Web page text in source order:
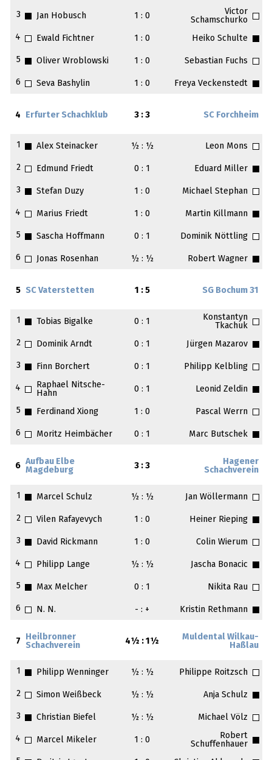
3 Jan Hobusch 1 : 0
Victor
Schamschurko
4
Ewald Fichtner 1 : 0 Heiko Schulte
5 Oliver Wroblowski 1 : 0 Sebastian Fuchs
6 Seva Bashylin 1 : 0 Freya Veckenstedt
4 Erfurter Schachklub 3 : 3 SC Forchheim
1 Alex Steinacker ½ : ½ Leon Mons
2 Edmund Friedt 0 : 1 Eduard Miller
3 Stefan Duzy 1 : 0 Michael Stephan
4 Marius Friedt 1 : 0 Martin Killmann
5 Sascha Hoffmann 0 : 1 Dominik Nöttling
6 Jonas Rosenhan ½ : ½ Robert Wagner
5 SC Vaterstetten 1 : 5 SG Bochum 31
1 Tobias Bigalke 0 : 1
Konstantyn
Tkachuk
2
Dominik Arndt 0 : 1 Jürgen Mazarov
3 Finn Borchert 0 : 1 Philipp Kelbling
4
Raphael Nitsche-
Hahn
0 : 1 Leonid Zeldin
5 Ferdinand Xiong 1 : 0 Pascal Werrn
6 Moritz Heimbächer 0 : 1 Marc Butschek
6
Aufbau Elbe
Magdeburg
3 : 3
Hagener
Schachverein
1 Marcel Schulz ½ : ½ Jan Wöllermann
2 Vilen Rafayevych 1 : 0 Heiner Rieping
3 David Rickmann 1 : 0 Colin Wierum
4 Philipp Lange ½ : ½ Jascha Bonacic
5 Max Melcher 0 : 1 Nikita Rau
6 N. N. - : + Kristin Rethmann
7
Heilbronner
Schachverein
4½ : 1½
Muldental Wilkau-
Haßlau
1 Philipp Wenninger ½ : ½ Philippe Roitzsch
2 Simon Weißbeck ½ : ½ Anja Schulz
3 Christian Biefel ½ : ½ Michael Völz
4 Marcel Mikeler 1 : 0
Robert
Schuffenhauer